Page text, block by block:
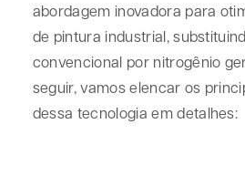
abordagem inovadora para
de pintura industrial,
convencional por nitrogênio
seguir, vamos elencar os
dessa tecnologia em detalhes: